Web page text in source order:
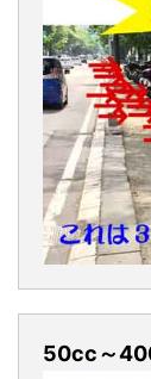
50cc～